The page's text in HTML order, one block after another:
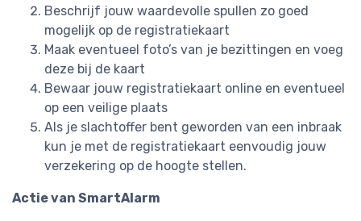
Beschrijf jouw waardevolle spullen zo goed
mogelijk op de registratiekaart
Maak eventueel foto’s van je bezittingen en voeg
deze bij de kaart
Bewaar jouw registratiekaart online en eventueel
op een veilige plaats
Als je slachtoffer bent geworden van een inbraak
kun je met de registratiekaart eenvoudig jouw
verzekering op de hoogte stellen.
Actie van SmartAlarm